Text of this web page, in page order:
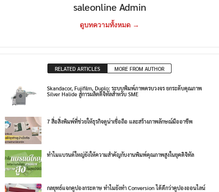
saleonline Admin
ดูบทความทั้งหมด →
RELATED ARTICLES MORE FROM AUTHOR
Skandacor, Fujifilm, Duplo: ระบบพิมพ์ภาพครบวงจร ยกระดับคุณภาพ
Silver Halide สู่การผลิตดิจิทัลสำหรับ SME
7 สื่อสิ่งพิมพ์ที่ช่วยให้ธุรกิจดูน่าเชื่อถือ และสร้างภาพลักษณ์มืออาชีพ
ทำไมแบรนด์ใหญ่ยังให้ความสำคัญกับงานพิมพ์คุณภาพสูงในยุคดิจิทัล
กลยุทธ์แจกคูปองกระดาษ ทำไมยังทำ Conversion ได้ดีกว่าคูปองออนไลน์